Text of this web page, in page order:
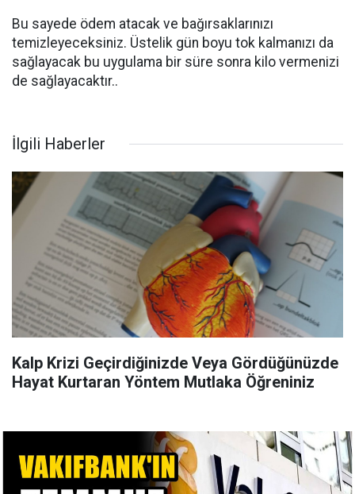
Bu sayede ödem atacak ve bağırsaklarınızı
temizleyeceksiniz. Üstelik gün boyu tok kalmanızı da
sağlayacak bu uygulama bir süre sonra kilo vermenizi
de sağlayacaktır..
İlgili Haberler
Kalp Krizi Geçirdiğinizde Veya Gördüğünüzde
Hayat Kurtaran Yöntem Mutlaka Öğreniniz